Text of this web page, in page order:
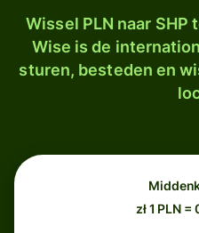
Wissel PLN naar
Wise is de
sturen, besteden en
zł 1 PLN =